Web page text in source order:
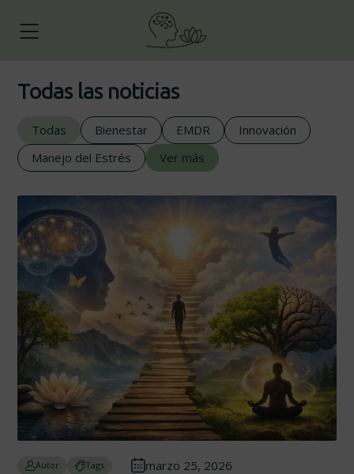
Todas las noticias
Todas Bienestar EMDR
Innovación
Manejo del Estrés
Ver más
Autor Tags
marzo 25, 2026